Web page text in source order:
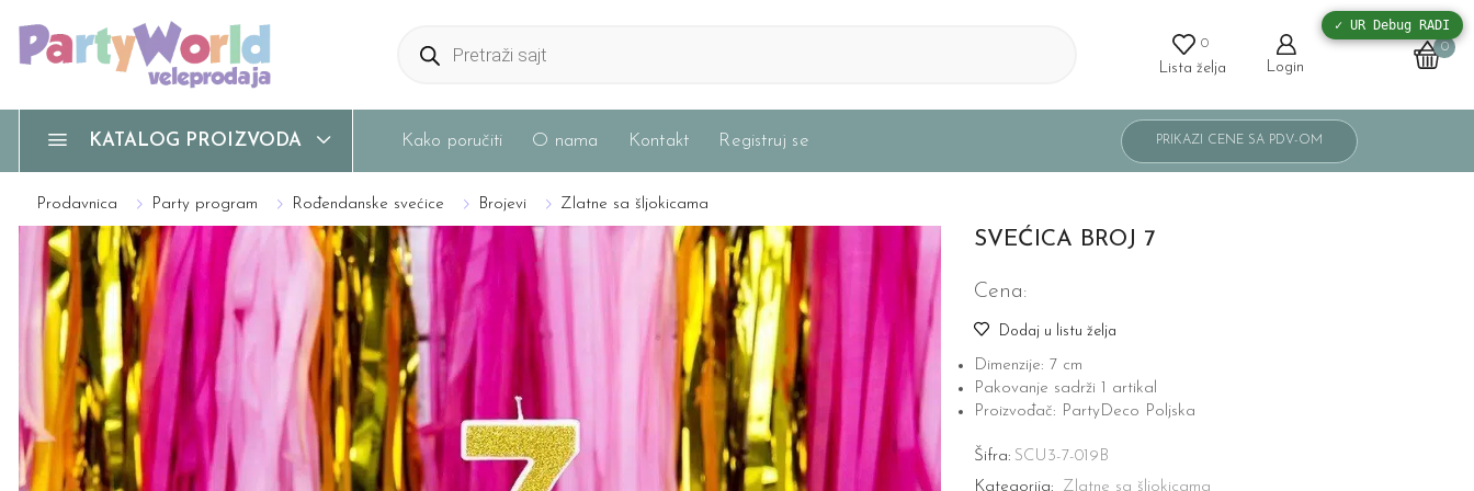
search
0
Lista želja Login
0
KATALOG PROIZVODA Kako poručiti O nama Kontakt Registruj se
Prodavnica Party program Rođendanske svećice Brojevi Zlatne sa šljokicama
SVEĆICA BROJ 7
Cena:
Dodaj u listu želja
Dimenzije: 7 cm
Pakovanje sadrži 1 artikal
Proizvođač: PartyDeco Poljska
Šifra: SCU3-7-019B
Kategorija:
Zlatne sa šljokicama
✓ UR Debug RADI